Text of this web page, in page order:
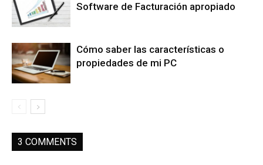
Software de Facturación apropiado
Cómo saber las características o
propiedades de mi PC
3 COMMENTS